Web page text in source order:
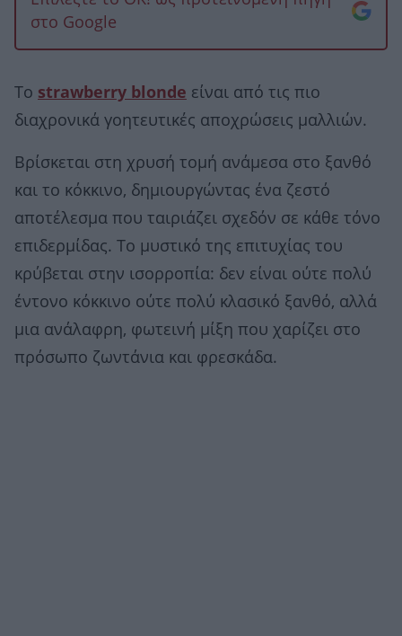
στο Google
Το strawberry blonde είναι από τις πιο
διαχρονικά γοητευτικές αποχρώσεις μαλλιών.
Βρίσκεται στη χρυσή τομή ανάμεσα στο ξανθό
και το κόκκινο, δημιουργώντας ένα ζεστό
αποτέλεσμα που ταιριάζει σχεδόν σε κάθε τόνο
επιδερμίδας. Το μυστικό της επιτυχίας του
κρύβεται στην ισορροπία: δεν είναι ούτε πολύ
έντονο κόκκινο ούτε πολύ κλασικό ξανθό, αλλά
μια ανάλαφρη, φωτεινή μίξη που χαρίζει στο
πρόσωπο ζωντάνια και φρεσκάδα.